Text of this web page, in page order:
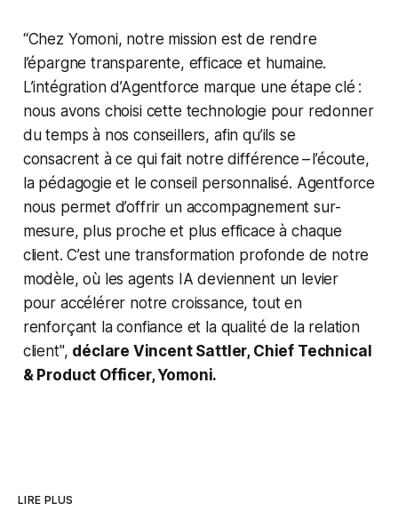
“Chez Yomoni, notre mission est de rendre
l’épargne transparente, efficace et humaine.
L’intégration d’Agentforce marque une étape clé :
nous avons choisi cette technologie pour redonner
du temps à nos conseillers, afin qu’ils se
consacrent à ce qui fait notre différence – l’écoute,
la pédagogie et le conseil personnalisé. Agentforce
nous permet d’offrir un accompagnement sur-
mesure, plus proche et plus efficace à chaque
client. C’est une transformation profonde de notre
modèle, où les agents IA deviennent un levier
pour accélérer notre croissance, tout en
renforçant la confiance et la qualité de la relation
client", déclare Vincent Sattler, Chief Technical
& Product Officer, Yomoni.
LIRE PLUS